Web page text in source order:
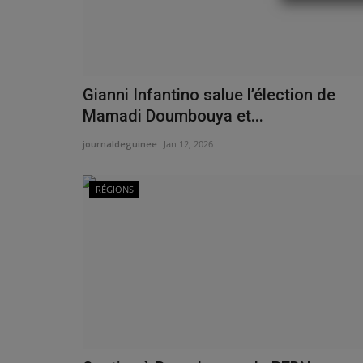
Gianni Infantino salue l’élection de
Mamadi Doumbouya et...
journaldeguinee Jan 12, 2026
RÉGIONS
RÉGIONS